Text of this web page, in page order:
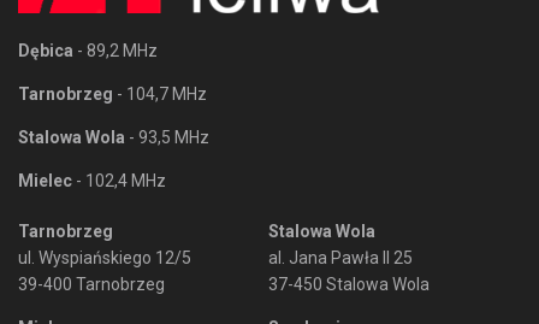
Dębica - 89,2 MHz
Tarnobrzeg - 104,7 MHz
Stalowa Wola - 93,5 MHz
Mielec - 102,4 MHz
Tarnobrzeg
ul. Wyspiańskiego 12/5
39-400 Tarnobrzeg
Stalowa Wola
al. Jana Pawła II 25
37-450 Stalowa Wola